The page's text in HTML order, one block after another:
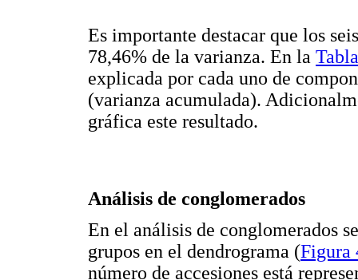
Es importante destacar que los
78,46% de la varianza. En la
explicada por cada uno de
(varianza acumulada).
gráfica este resultado.
Análisis de conglomerados
En el análisis de conglomerados
grupos en el dendrograma (Figura
número de accesiones está